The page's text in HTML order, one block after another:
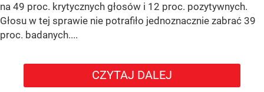
na 49 proc. krytycznych głosów i 12 proc. pozytywnych.
Głosu w tej sprawie nie potrafiło jednoznacznie zabrać 39
proc. badanych....
CZYTAJ DALEJ